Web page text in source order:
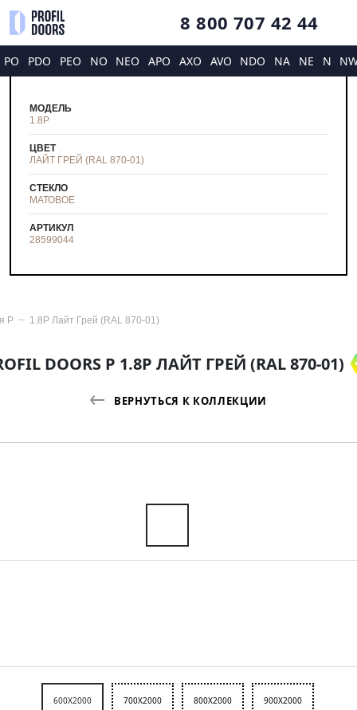
8 800 707 42 44
PO PDO PEO NO NEO APO AXO AVO NDO NA NE N
МОДЕЛЬ
1.8P
ЦВЕТ
ЛАЙТ ГРЕЙ (RAL 870-01)
СТЕКЛО
МАТОВОЕ
АРТИКУЛ
28599044
P 1.8P Лайт Грей (RAL 870-01)
DOORS P 1.8P ЛАЙТ ГРЕЙ (RAL 870-01)
ВЕРНУТЬСЯ К КОЛЛЕКЦИИ
600X2000 700X2000 800X2000 900X2000